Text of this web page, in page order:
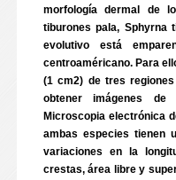
morfología dermal de
tiburones pala, Sphyrna
evolutivo está
centroaméricano. Para
(1 cm2) de tres
obtener imágenes
Microscopia electrónica
ambas especies tienen
variaciones en la
crestas, área libre y